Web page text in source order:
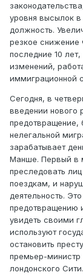
уровня высылок
должность.
резкое
последние 10
изменений,
иммиграционной
Сегодня, в
введении нового
предотвращение,
нелегальной
зарабатывает
Манше. Первый в
преследовать
поездкам, и
деятельность.
предотвращению
увидеть своими
используют
остановить
премьер-министр
лондонского